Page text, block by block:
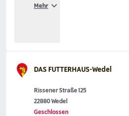
Mehr
DAS FUTTERHAUS-Wedel
Rissener Straße 125
22880 Wedel
Geschlossen